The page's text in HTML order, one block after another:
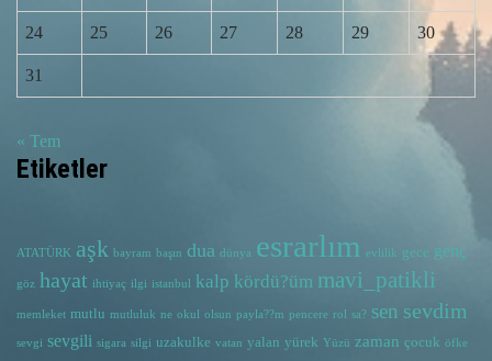
24 25 26 27 28 29 30
31
« Tem
Etiketler
ATATÜRK aşk bayram başın dua dünya esrarlım evlilik gece genç
göz hayat ihtiyaç ilgi istanbul kalp kördü?üm mavi_patikli
memleket mutlu mutluluk ne okul olsun payla??m pencere rol sa? sen sevdim
sevgi sevgili sigara silgi uzakulke vatan yalan yürek Yüzü zaman çocuk öfke